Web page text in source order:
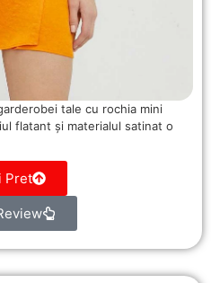
tale cu rochia mini
flatant și materialul satinat o
Pret